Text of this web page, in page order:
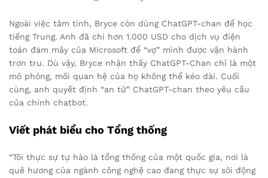
Ngoài việc tâm tình, Bryce còn dùng ChatGPT-chan để học
tiếng Trung. Anh đã chi hơn 1.000 USD cho dịch vụ điện
toán đám mây của Microsoft để “vợ” mình được vận hành
trơn tru. Dù vậy, Bryce nhận thấy ChatGPT-Chan chỉ là một
mô phỏng, mối quan hệ của họ không thể kéo dài. Cuối
cùng, anh quyết định “an tử” ChatGPT-chan theo yêu cầu
của chính chatbot.
Viết phát biểu cho Tổng thống
“Tôi thực sự tự hào là tổng thống của một quốc gia, nơi là
quê hương của ngành công nghệ cao đang thực sự sôi động